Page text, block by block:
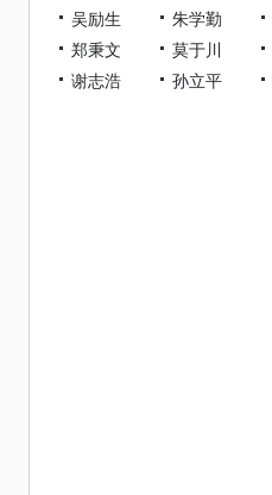
吴励生
朱学勤
郑秉文
莫于川
谢志浩
孙立平